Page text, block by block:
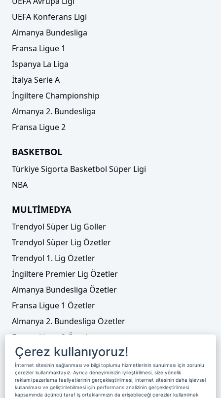
UEFA Konferans Ligi
Almanya Bundesliga
Fransa Ligue 1
İspanya La Liga
İtalya Serie A
İngiltere Championship
Almanya 2. Bundesliga
Fransa Ligue 2
BASKETBOL
Türkiye Sigorta Basketbol Süper Ligi
NBA
MULTİMEDYA
Trendyol Süper Lig Goller
Trendyol Süper Lig Özetler
Trendyol 1. Lig Özetler
İngiltere Premier Lig Özetler
Almanya Bundesliga Özetler
Fransa Ligue 1 Özetler
Almanya 2. Bundesliga Özetler
Fransa Ligue 2 Özetler
Tenis
Video Liste
Foto Galeriler
Çerez kullanıyoruz!
İnternet sitesinin sağlanması ve bilgi toplumu hizmetlerinin sunulması için zorunlu
çerezler kullanmaktayız. Ayrıca deneyiminizin iyileştirilmesi, size yönelik
reklam/pazarlama faaliyetlerinin gerçekleştirilmesi, internet sitesinin daha işlevsel
kullanılması ve geliştirilebilmesi için performans analizinin gerçekleştirilmesi
kapsamında üçüncü taraf iş ortaklarımızın da erişebileceği çerezler kullanılmak